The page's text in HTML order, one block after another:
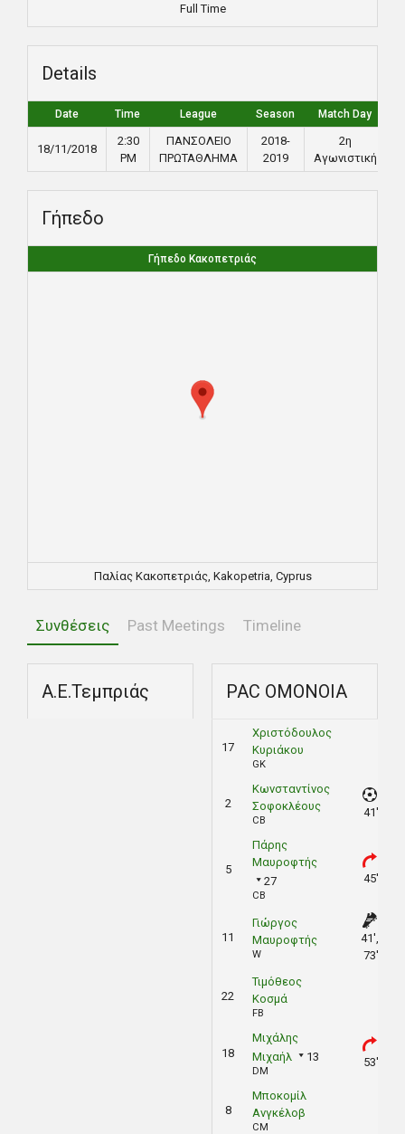
Full Time
Details
Date Time League Season Match Day
18/11/2018
2:30
PM
ΠΑΝΣΟΛΕΙΟ
ΠΡΩΤΑΘΛΗΜΑ
2018-
2019
2η
Αγωνιστική
Γήπεδο
Γήπεδο Κακοπετριάς
Παλίας Κακοπετριάς, Kakopetria, Cyprus
Συνθέσεις Past Meetings Timeline
Α.Ε.Τεμπριάς PAC ΟΜΟΝΟΙΑ
17
Χριστόδουλος
Κυριάκου
GK
2
Κωνσταντίνος
Σοφοκλέους
CB
41'
5
Πάρης
Μαυροφτής
27
CB
45'
11
Γιώργος
Μαυροφτής
W
41',
73'
22
Τιμόθεος
Κοσμά
FB
18
Μιχάλης
Μιχαήλ
13
DM
53'
8
Μποκομίλ
Ανγκέλοβ
CM